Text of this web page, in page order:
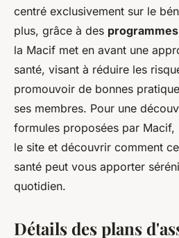
centré exclusivement sur le
plus, grâce à des
la Macif met en avant une
santé, visant à réduire les
promouvoir de bonnes
ses membres. Pour une
formules proposées par
le site et découvrir comment
santé peut vous apporter
quotidien.
Détails des plans